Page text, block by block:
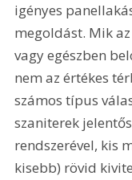
igényes
megoldást. Mik
vagy egészben
nem az értékes
számos típus
szaniterek
rendszerével, kis
kisebb) rövid